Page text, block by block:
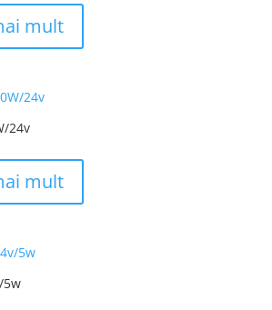
mult
24v
mult
5w